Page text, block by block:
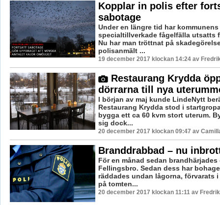
Kopplar in polis efter
sabotage
Under en längre tid har kommunens
specialtillverkade fågelfälla utsatts
Nu har man tröttnat på
polisanmält ...
19 december 2017 klockan 14:24 av
Restaurang Krydda
dörrarna till nya
I början av maj kunde LindeNytt
Restaurang Krydda stod i
bygga ett ca 60 kvm stort uterum.
sig dock...
20 december 2017 klockan 09:47 av
Branddrabbad – nu
För en månad sedan brandhärjades
Fellingsbro. Sedan dess har
räddades undan lågorna, förvarats
på tomten...
20 december 2017 klockan 11:11 av